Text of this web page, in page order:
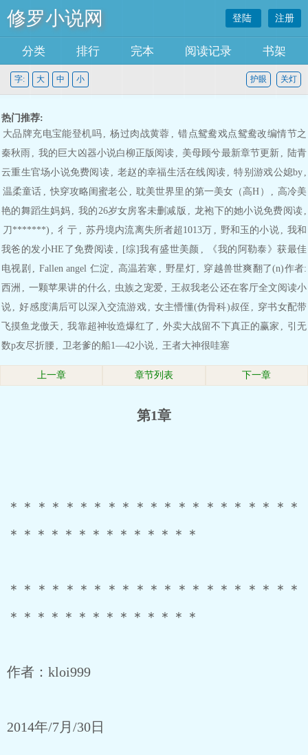
修罗小说网 登陆 注册
分类 排行 完本 阅读记录 书架
字: 大 中 小 关灯
护眼
热门推荐:
大品牌充电宝能登机吗 , 杨过肉战黄蓉 , 错点鸳鸯戏点鸳鸯改编情节之
秦秋雨 , 我的巨大凶器小说白柳正版阅读 , 美母顾兮最新章节更新 , 陆青
云重生官场小说免费阅读 , 老赵的幸福生活在线阅读 , 特别游戏公媳by ,
温柔童话 , 快穿攻略闺蜜老公 , 耽美世界里的第一美女（高H） , 高冷美
艳的舞蹈生妈妈 , 我的26岁女房客未删减版 , 龙袍下的她小说免费阅读 ,
刀*******) , 彳亍 , 苏丹境内流离失所者超1013万 , 野和玉的小说 , 我和
我爸的发小HE了免费阅读 , [综]我有盛世美颜 ,
《我的阿勒泰》获最佳
电视剧 , Fallen angel 仁淀 , 高温若寒 , 野星灯 , 穿越兽世爽翻了(n)作者:
西洲 , 一颗苹果讲的什么 , 虫族之宠爱 , 王叔我老公还在客厅全文阅读小
说 , 好感度满后可以深入交流游戏 , 女主懵懂(伪骨科)叔侄 , 穿书女配带
飞摸鱼龙傲天 , 我靠超神妆造爆红了 , 外卖大战留不下真正的赢家 , 引无
数p友尽折腰 , 卫老爹的船1—42小说 , 王者大神很哇塞
上一章 章节列表 下一章
第1章
＊＊＊＊＊＊＊＊＊＊＊＊＊＊＊＊＊＊＊＊＊
＊＊＊＊＊＊＊＊＊＊＊＊＊＊
＊＊＊＊＊＊＊＊＊＊＊＊＊＊＊＊＊＊＊＊＊
＊＊＊＊＊＊＊＊＊＊＊＊＊＊
作者：kloi999
2014年/7月/30日